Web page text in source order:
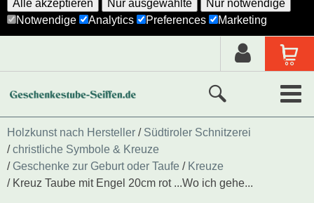
Alle akzeptieren
Nur ausgewählte
Nur notwendige
Notwendige
Analytics Preferences Marketing
Neue Produkte
Ausgewählte Produkte
Holzkunst nach Hersteller
Südtiroler Schnitzerei
christliche Symbole & Kreuze
Geschenke zur Geburt oder Taufe
Kreuze
Kreuz Taube mit Engel 20cm rot ...Wo ich gehe...